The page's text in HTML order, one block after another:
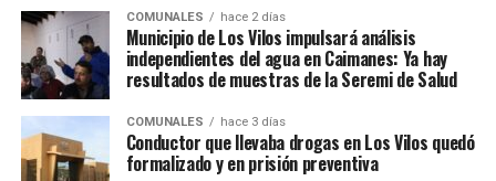
COMUNALES hace 2 días
Municipio de Los Vilos impulsará análisis
independientes del agua en Caimanes: Ya hay
resultados de muestras de la Seremi de Salud
COMUNALES hace 3 días
Conductor que llevaba drogas en Los Vilos quedó
formalizado y en prisión preventiva